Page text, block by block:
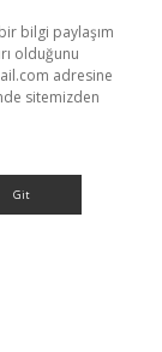
bilgi paylaşım
olduğunu
adresine
sitemizden